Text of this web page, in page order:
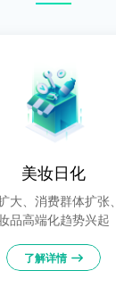
美妆日化
大、消费群体扩张
品高端化趋势兴起
了解详情